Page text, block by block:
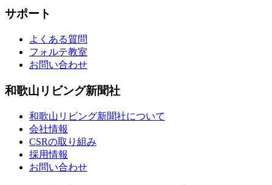
サポート
よくある質問
フォルテ教室
お問い合わせ
和歌山リビング新聞社
和歌山リビング新聞社について
会社情報
CSRの取り組み
採用情報
お問い合わせ